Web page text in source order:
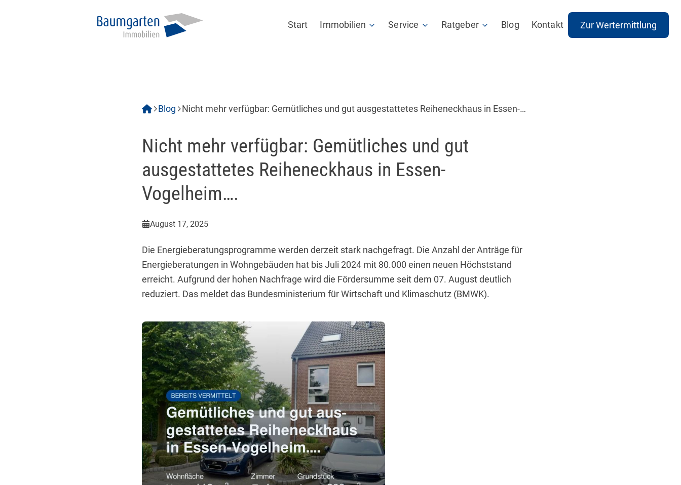
Start Immobilien
Vermieten
Wertermittlung
Service
Datenraum
Tippgeber Provision
Netzwerkpartner
Ratgeber
Alle Ratgeber und Checklisten
Blog Kontakt Zur Wertermittlung
Blog
Nicht mehr verfügbar: Gemütliches und gut ausgestattetes Reiheneckhaus in Essen-
Nicht mehr verfügbar: Gemütliches und gut
ausgestattetes Reiheneckhaus in Essen-
Vogelheim….
August 17, 2025
Die Energieberatungsprogramme werden derzeit stark nachgefragt. Die Anzahl der Anträge für
Energieberatungen in Wohngebäuden hat bis Juli 2024 mit 80.000 einen neuen Höchststand
erreicht. Aufgrund der hohen Nachfrage wird die Fördersumme seit dem 07. August deutlich
reduziert. Das meldet das Bundesministerium für Wirtschaft und Klimaschutz (BMWK).